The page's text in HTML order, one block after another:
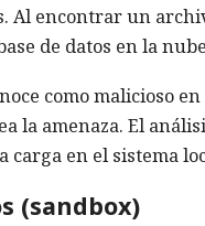
Al encontrar un
de datos en la
como malicioso
la amenaza. El
carga en el sistema
(sandbox)